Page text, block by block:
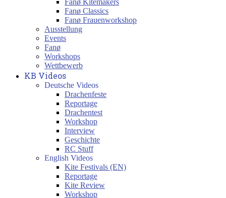
Fanø Kitemakers
Fanø Classics
Fanø Frauenworkshop
Ausstellung
Events
Fanø
Workshops
Wettbewerb
KB Videos
Deutsche Videos
Drachenfeste
Reportage
Drachentest
Workshop
Interview
Geschichte
RC Stuff
English Videos
Kite Festivals (EN)
Reportage
Kite Review
Workshop